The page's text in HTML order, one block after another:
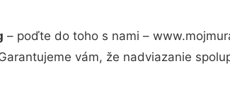
– poďte do toho s nami –
vám, že nadviazanie